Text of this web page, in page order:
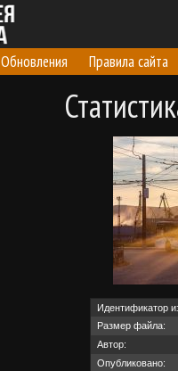
Обновления Правила сайта
Идентификатор
Размер файла:
Автор:
Опубликовано: